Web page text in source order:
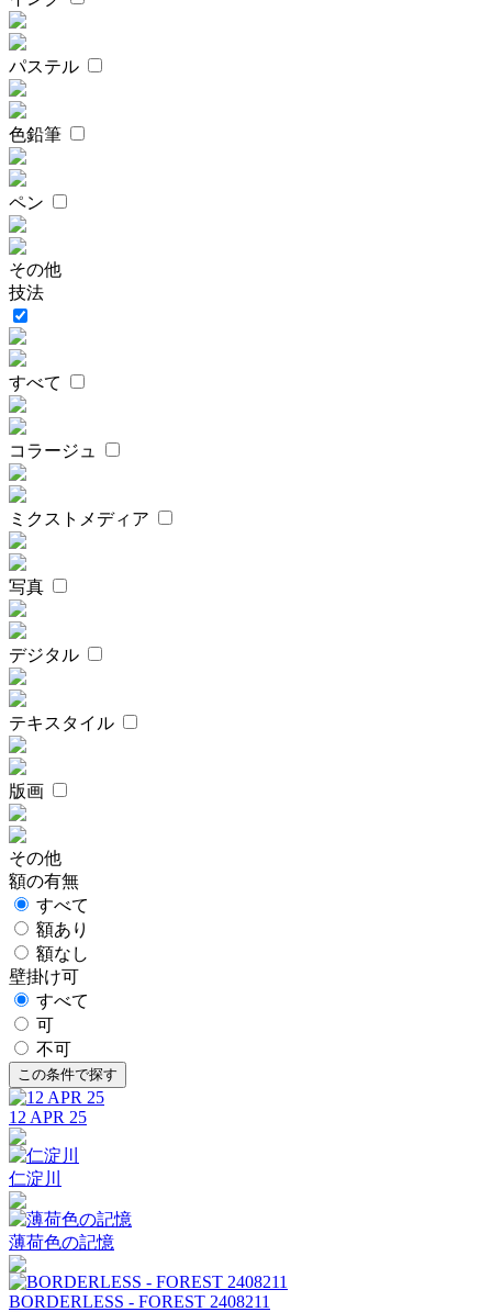
パステル
色鉛筆
ペン
その他
技法
すべて
コラージュ
ミクストメディア
写真
デジタル
テキスタイル
版画
その他
額の有無
すべて
額あり
額なし
壁掛け可
すべて
可
不可
12 APR 25
仁淀川
薄荷色の記憶
BORDERLESS - FOREST 2408211